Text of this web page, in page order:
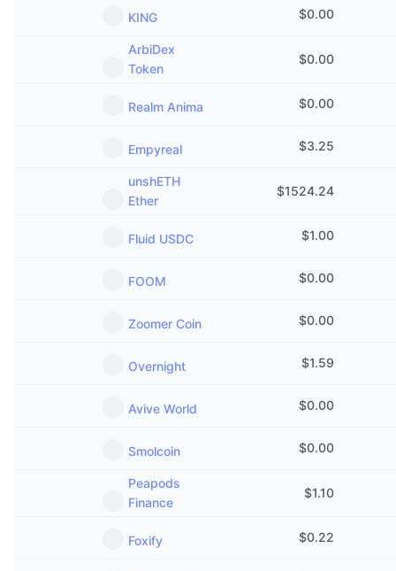
KING $0.00
ArbiDex
Token
$0.00
Realm Anima $0.00
Empyreal $3.25
unshETH
Ether
$1524.24
Fluid USDC $1.00
FOOM $0.00
Zoomer Coin $0.00
Overnight $1.59
Avive World $0.00
Smolcoin $0.00
Peapods
Finance
$1.10
Foxify $0.22